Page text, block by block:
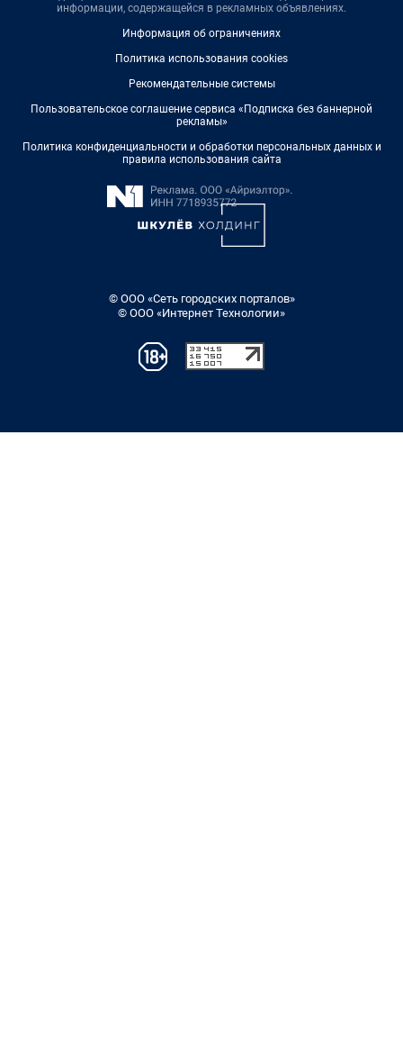
информации, содержащейся в рекламных объявлениях.
Информация об ограничениях
Политика использования cookies
Рекомендательные системы
Пользовательское соглашение сервиса «Подписка без баннерной
рекламы»
Политика конфиденциальности и обработки персональных данных и
правила использования сайта
© ООО «Сеть городских порталов»
© ООО «Интернет Технологии»